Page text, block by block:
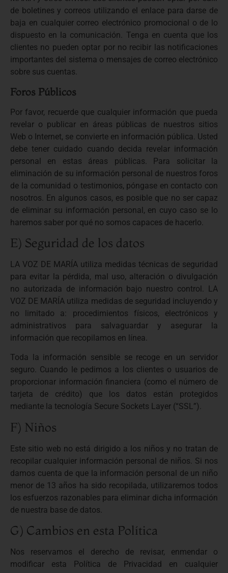
de boletines y correos utilizando el enlace para darse de
baja en cualquier correo electrónico promocional o de lo
dispuesto en la comunicación. Tenga en cuenta que los
clientes no pueden optar por no recibir las notificaciones
importantes del sistema o mensajes de correo electrónico
sobre sus cuentas.
Foros Públicos
Por favor, recuerde que cualquier información que pueda
revelar o publicar en áreas públicas de nuestros sitios
Web o Internet, se convierte en información pública. Usted
debe tener cuidado cuando decida revelar información
personal en estas áreas públicas. Para solicitar la
eliminación de su información personal de nuestros foros
de la comunidad o testimonios, póngase en contacto con
nosotros. En algunos casos, es posible que no ser capaz
de eliminar su información personal, en cuyo caso se lo
haremos saber por qué no somos capaces de hacerlo.
E) Seguridad de los datos
LA VOZ DE MARÍA utiliza medidas técnicas de seguridad
para evitar la pérdida, mal uso, alteración o divulgación
no autorizada de información bajo nuestro control. LA
VOZ DE MARÍA utiliza medidas de seguridad incluyendo y
no limitado a: procedimientos físicos, electrónicos y
administrativos para salvaguardar y asegurar la
información que recopilamos en línea.
Toda la información sensible se recoge en un servidor
seguro. Cuando le pedimos a los clientes o usuarios de
proporcionar información financiera (como el número de
tarjeta de crédito) que los datos están protegidos
mediante la tecnología Secure Sockets Layer (“SSL”).
F) Niños
Este sitio web no está dirigido a los niños y no tratan de
recopilar cualquier información personal de niños. Si nos
damos cuenta de que la información personal de un niño
menor de 13 años ha sido recopilada, utilizaremos todos
los esfuerzos razonables para eliminar dicha información
de nuestra base de datos.
G) Cambios en esta Política
Nos reservamos el derecho de revisar, enmendar o
modificar esta Política de Privacidad en cualquier